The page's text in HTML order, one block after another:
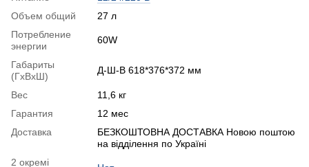
Объем общий
27 л
Потребление
энергии
60W
Габариты
(ГхВхШ)
Д-Ш-В 618*376*372 мм
Вес
11,6 кг
Гарантия
12 мес
Доставка
БЕЗКОШТОВНА ДОСТАВКА Новою поштою
на відділення по Україні
2 окремі